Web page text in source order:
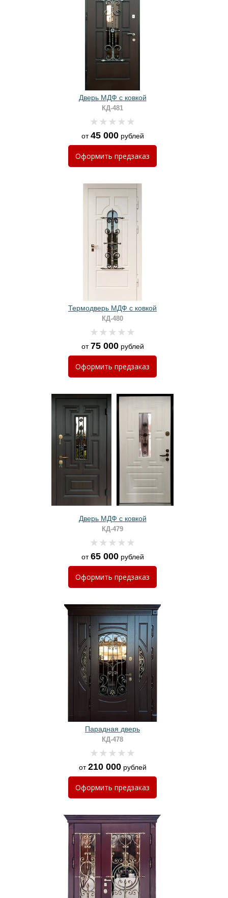
Дверь МДФ с ковкой
КД-481
от45 000рублей
Оформить предзаказ
Термодверь МДФ с ковкой
КД-480
от75 000рублей
Оформить предзаказ
Дверь МДФ с ковкой
КД-479
от65 000рублей
Оформить предзаказ
Парадная дверь
КД-478
от210 000рублей
Оформить предзаказ